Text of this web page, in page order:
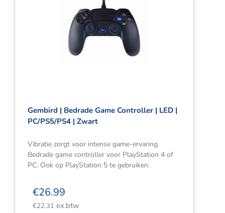
Gembird | Bedrade Game Controller | LED |
PC/PS5/PS4 | Zwart
Vibratie zorgt voor intense game-ervaring.
Bedrade game controller voor PlayStation 4 of
PC. Ook op PlayStation 5 te gebruiken.
€26.99
€22.31 ex.btw